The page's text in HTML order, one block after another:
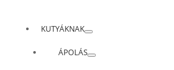
KUTYÁKNAK
ÁPOLÁS